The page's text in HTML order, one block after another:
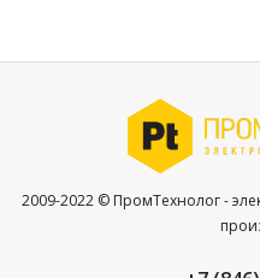
2009-2022 © ПромТехнолог -